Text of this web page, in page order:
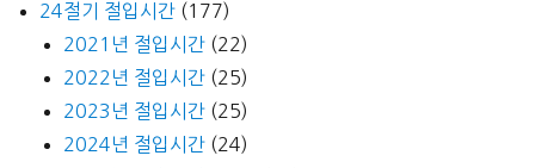
24절기 절입시간 (177)
2021년 절입시간 (22)
2022년 절입시간 (25)
2023년 절입시간 (25)
2024년 절입시간 (24)